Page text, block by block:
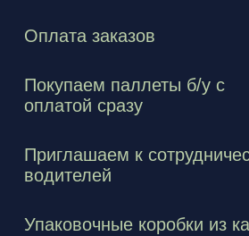
Оплата заказов
Покупаем паллеты б/у с
оплатой сразу
Приглашаем к
водителей
Упаковочные коробки из